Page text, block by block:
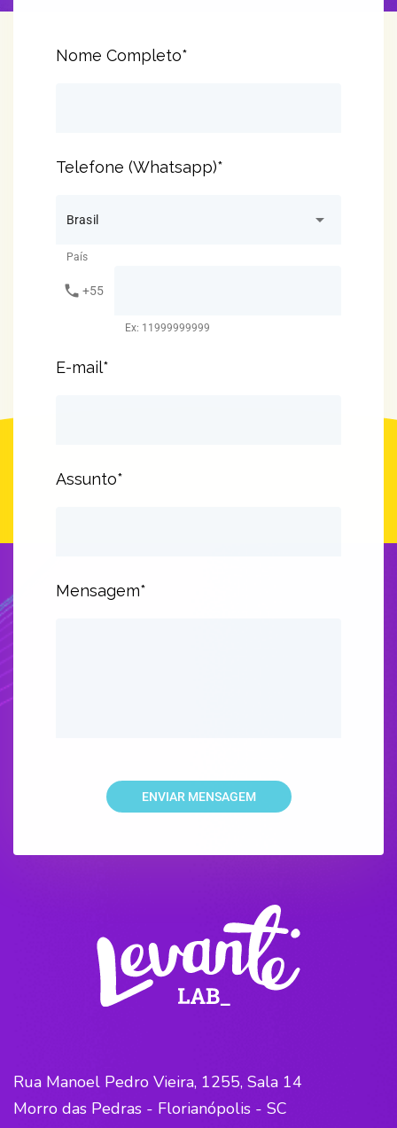
Nome Completo*
Telefone (Whatsapp)*
Brasil arrow_drop_down
País
phone +55
Ex: 11999999999
E-mail*
Assunto*
Mensagem*
ENVIAR MENSAGEM
Rua Manoel Pedro Vieira, 1255, Sala 14
Morro das Pedras - Florianópolis - SC